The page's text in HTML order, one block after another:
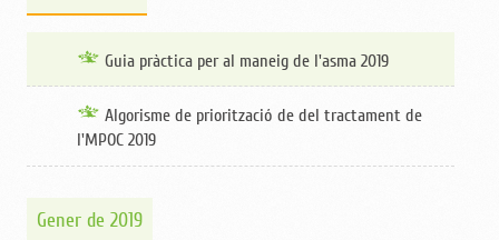
Guia pràctica per al maneig de l'asma 2019
Algorisme de priorització de del tractament de
l'MPOC 2019
Gener de 2019